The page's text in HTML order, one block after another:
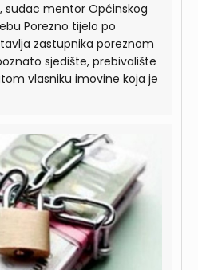
sudac mentor Općinskog
Porezno tijelo po
zastupnika poreznom
sjedište, prebivalište
vlasniku imovine koja je